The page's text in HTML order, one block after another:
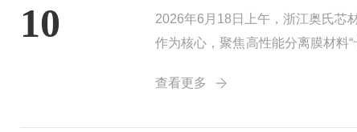
10
2026年6月18日上午，浙江奥氏芯
作为核心，聚焦高性能分离膜材料
局长张国胜等政府领导；浙江工
刘炜等企业...
查看更多